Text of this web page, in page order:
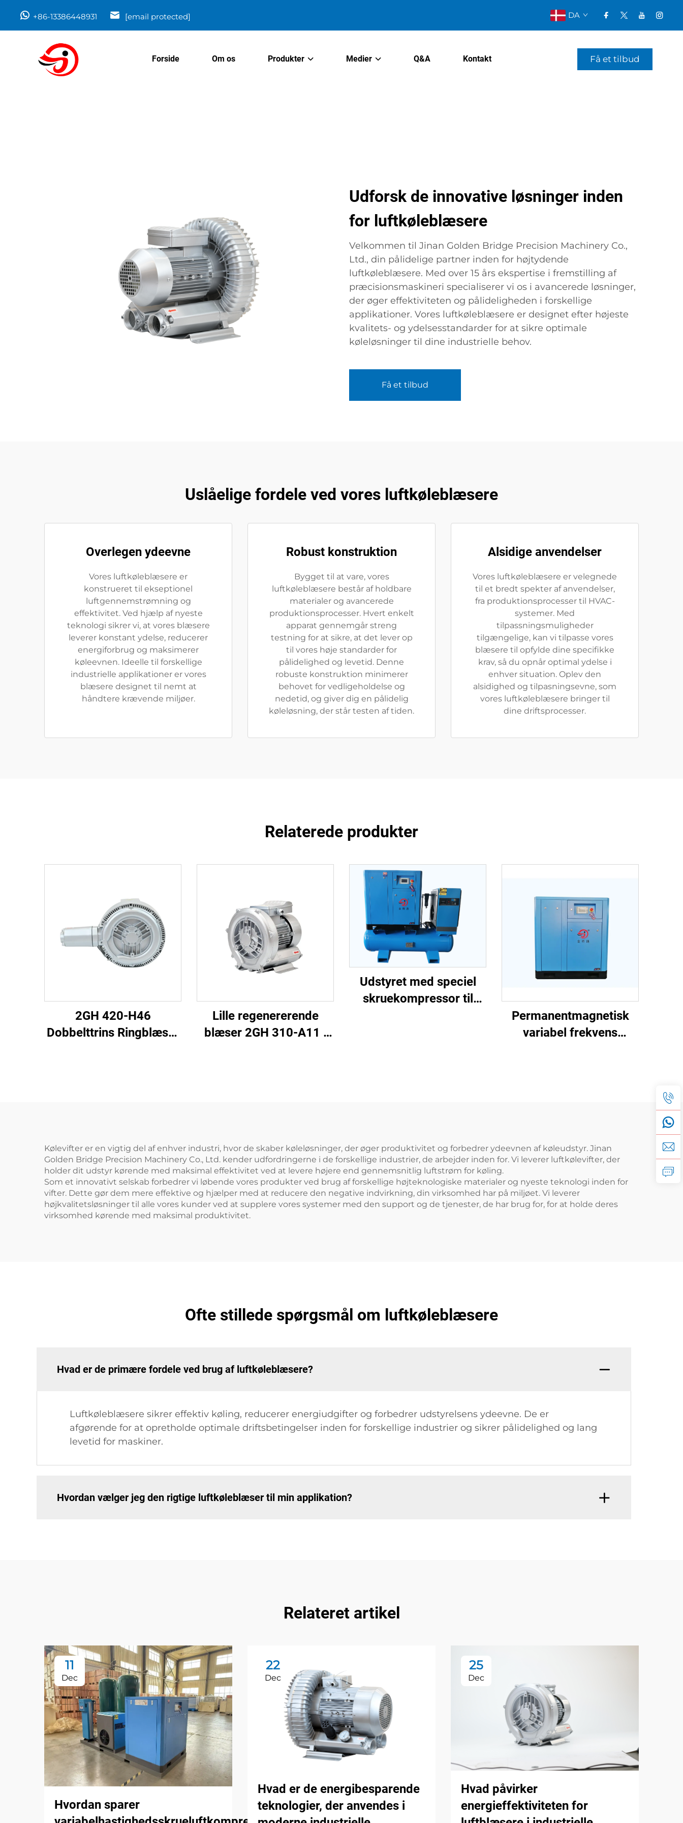
+86-13386448931 [email protected] DA
Forside Om os Produkter Medier Q&A Kontakt Få et tilbud
Udforsk de innovative løsninger inden
for luftkøleblæsere
Velkommen til Jinan Golden Bridge Precision Machinery Co.,
Ltd., din pålidelige partner inden for højtydende
luftkøleblæsere. Med over 15 års ekspertise i fremstilling af
præcisionsmaskineri specialiserer vi os i avancerede løsninger,
der øger effektiviteten og pålideligheden i forskellige
applikationer. Vores luftkøleblæsere er designet efter højeste
kvalitets- og ydelsesstandarder for at sikre optimale
køleløsninger til dine industrielle behov.
Få et tilbud
Uslåelige fordele ved vores luftkøleblæsere
Overlegen ydeevne
Vores luftkøleblæsere er
konstrueret til ekseptionel
luftgennemstrømning og
effektivitet. Ved hjælp af nyeste
teknologi sikrer vi, at vores blæsere
leverer konstant ydelse, reducerer
energiforbrug og maksimerer
køleevnen. Ideelle til forskellige
industrielle applikationer er vores
blæsere designet til nemt at
håndtere krævende miljøer.
Robust konstruktion
Bygget til at vare, vores
luftkøleblæsere består af holdbare
materialer og avancerede
produktionsprocesser. Hvert enkelt
apparat gennemgår streng
testning for at sikre, at det lever op
til vores høje standarder for
pålidelighed og levetid. Denne
robuste konstruktion minimerer
behovet for vedligeholdelse og
nedetid, og giver dig en pålidelig
køleløsning, der står testen af tiden.
Alsidige anvendelser
Vores luftkøleblæsere er velegnede
til et bredt spekter af anvendelser,
fra produktionsprocesser til HVAC-
systemer. Med
tilpassningsmuligheder
tilgængelige, kan vi tilpasse vores
blæsere til opfylde dine specifikke
krav, så du opnår optimal ydelse i
enhver situation. Oplev den
alsidighed og tilpasningsevne, som
vores luftkøleblæsere bringer til
dine driftsprocesser.
Relaterede produkter
2GH 420-H46
Dobbelttrins Ringblæser
Lille regenererende
blæser 2GH 310-A11 |
Udstyret med speciel
skruekompressor til
Permanentmagnetisk
variabel frekvens
Kølevifter er en vigtig del af enhver industri, hvor de skaber køleløsninger, der øger produktivitet og forbedrer ydeevnen af køleudstyr. Jinan
Golden Bridge Precision Machinery Co., Ltd. kender udfordringerne i de forskellige industrier, de arbejder inden for. Vi leverer luftkølevifter, der
holder dit udstyr kørende med maksimal effektivitet ved at levere højere end gennemsnitlig luftstrøm for køling.
Som et innovativt selskab forbedrer vi løbende vores produkter ved brug af forskellige højteknologiske materialer og nyeste teknologi inden for
vifter. Dette gør dem mere effektive og hjælper med at reducere den negative indvirkning, din virksomhed har på miljøet. Vi leverer
højkvalitetsløsninger til alle vores kunder ved at supplere vores systemer med den support og de tjenester, de har brug for, for at holde deres
virksomhed kørende med maksimal produktivitet.
Ofte stillede spørgsmål om luftkøleblæsere
Hvad er de primære fordele ved brug af luftkøleblæsere?
Luftkøleblæsere sikrer effektiv køling, reducerer energiudgifter og forbedrer udstyrelsens ydeevne. De er
afgørende for at opretholde optimale driftsbetingelser inden for forskellige industrier og sikrer pålidelighed og lang
levetid for maskiner.
Hvordan vælger jeg den rigtige luftkøleblæser til min applikation?
Relateret artikel
11
Dec
Hvordan sparer
22
Dec
Hvad er de energibesparende
teknologier, der anvendes i
25
Dec
Hvad påvirker
energieffektiviteten for